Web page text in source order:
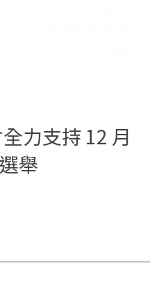
力支持 12 月
舉